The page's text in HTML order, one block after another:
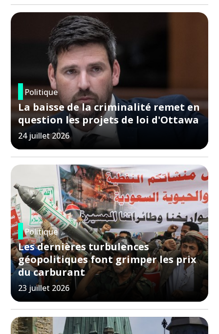
Politique
La baisse de la criminalité remet en
question les projets de loi d'Ottawa
24 juillet 2026
Politique
Les dernières turbulences
géopolitiques font grimper les prix
du carburant
23 juillet 2026